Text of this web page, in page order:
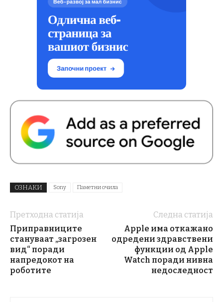
ОЗНАКИ Sony Паметни очила
Претходна статија
Приправниците
стануваат „загрозен
вид“ поради
напредокот на
роботите
Следна статија
Apple има откажано
одредени здравствени
функции од Apple
Watch поради нивна
недоследност